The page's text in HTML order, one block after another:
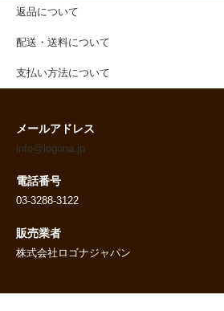
返品について
配送・送料について
支払い方法について
メールアドレス
info@logona.jp
電話番号
03-3288-3122
販売業者
株式会社ロゴナジャパン